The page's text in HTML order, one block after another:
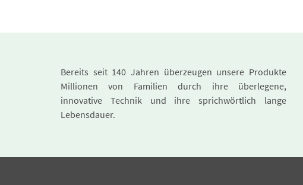
Bereits seit 140 Jahren überzeugen unsere Produkte
Millionen von Familien durch ihre überlegene,
innovative Technik und ihre sprichwörtlich lange
Lebensdauer.